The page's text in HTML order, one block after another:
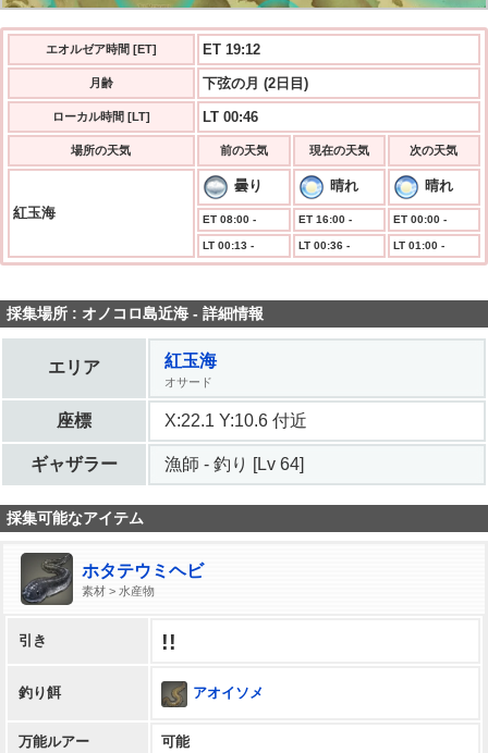
エオルゼア時間 [ET] ET 19:13
月齢 下弦の月 (2日目)
ローカル時間 [LT] LT 00:46
場所の天気 前の天気 現在の天気 次の天気
紅玉海
曇り 晴れ 晴れ
ET 08:00 - ET 16:00 - ET 00:00 -
LT 00:13 - LT 00:36 - LT 01:00 -
採集場所 : オノコロ島近海 - 詳細情報
エリア 紅玉海
オサード
座標 X:22.1 Y:10.6 付近
ギャザラー 漁師 - 釣り [Lv 64]
採集可能なアイテム
ホタテウミヘビ
素材 > 水産物
引き !!
釣り餌 アオイソメ
万能ルアー 可能